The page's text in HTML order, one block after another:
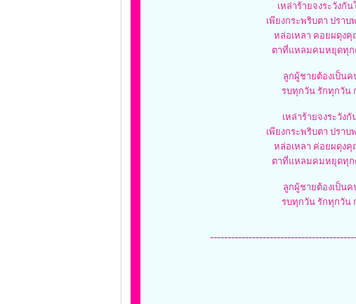
เหล่าร้ายจงระวังกั
เพียงกระพริบตา ปรา
หล่อเหลา คอยผดุงคุ
ตาที่แหลมคมหยุดทุก
ลูกผู้ชายต้องเป็น
รบทุกวัน รักทุกวัน
เหล่าร้ายจงระวัง
เพียงกระพริบตา ปรา
หล่อเหลา ค่อยผดุงคุ
ตาที่แหลมคมหยุดทุก
ลูกผู้ชายต้องเป็น
รบทุกวัน รักทุกวัน